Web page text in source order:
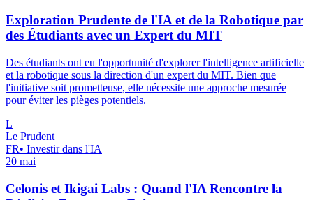
Exploration Prudente de l'IA et de la Robotique par
des Étudiants avec un Expert du MIT
Des étudiants ont eu l'opportunité d'explorer l'intelligence artificielle
et la robotique sous la direction d'un expert du MIT. Bien que
l'initiative soit prometteuse, elle nécessite une approche mesurée
pour éviter les pièges potentiels.
L
Le Prudent
FR• Investir dans l'IA
20 mai
Celonis et Ikigai Labs : Quand l'IA Rencontre la